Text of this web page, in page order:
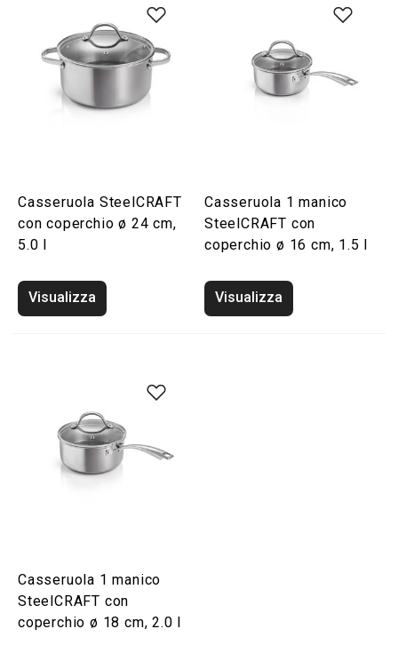
Casseruola SteelCRAFT
con coperchio ø 24 cm,
5.0 l
Visualizza
Casseruola 1 manico
SteelCRAFT con
coperchio ø 16 cm, 1.5 l
Visualizza
Casseruola 1 manico
SteelCRAFT con
coperchio ø 18 cm, 2.0 l